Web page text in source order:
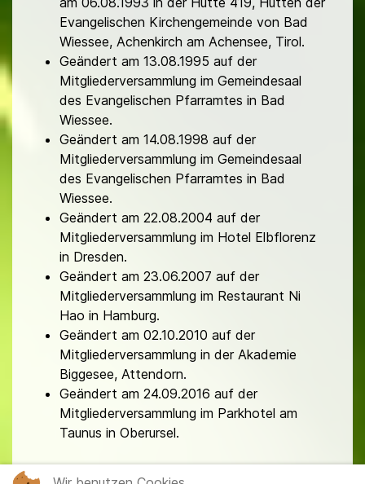
Evangelischen Kirchengemeinde von Bad
Wiessee, Achenkirch am Achensee, Tirol.
Geändert am 13.08.1995 auf der
Mitgliederversammlung im Gemeindesaal
des Evangelischen Pfarramtes in Bad
Wiessee.
Geändert am 14.08.1998 auf der
Mitgliederversammlung im Gemeindesaal
des Evangelischen Pfarramtes in Bad
Wiessee.
Geändert am 22.08.2004 auf der
Mitgliederversammlung im Hotel Elbflorenz
in Dresden.
Geändert am 23.06.2007 auf der
Mitgliederversammlung im Restaurant Ni
Hao in Hamburg.
Geändert am 02.10.2010 auf der
Mitgliederversammlung in der Akademie
Biggesee, Attendorn.
Geändert am 24.09.2016 auf der
Mitgliederversammlung im Parkhotel am
Taunus in Oberursel.